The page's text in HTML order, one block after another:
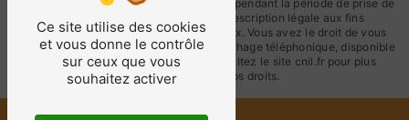
demandé. Nous conservons vos données pendant la période de prise de
contact puis pendant la durée de prescription légale aux fins
probatoires et de gestion des contentieux. Vous avez le droit de vous
inscrire sur la liste d'opposition au démarchage téléphonique, disponible
à cette adresse: Bloctel.gouv.fr
. Consultez le site cnil.fr pour plus
d’informations sur vos droits.
Ce site utilise des cookies
et vous donne le contrôle
sur ceux que vous
souhaitez activer